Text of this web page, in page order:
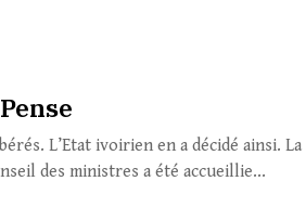
L’Etat ivoirien en a décidé ainsi. La
des ministres a été accueillie...